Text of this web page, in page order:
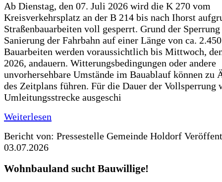
Ab Dienstag, den 07. Juli 2026 wird die K 270 vom
Kreisverkehrsplatz an der B 214 bis nach Ihorst
Straßenbauarbeiten voll gesperrt. Grund der
Sanierung der Fahrbahn auf einer Länge von ca.
Bauarbeiten werden voraussichtlich bis Mittwoch,
2026, andauern. Witterungsbedingungen oder andere
unvorhersehbare Umstände im Bauablauf können zu
des Zeitplans führen. Für die Dauer der Vollsperrung
Umleitungsstrecke ausgeschi
Weiterlesen
Bericht von: Pressestelle Gemeinde Holdorf
03.07.2026
Wohnbauland sucht Bauwillige!